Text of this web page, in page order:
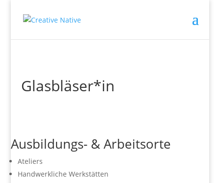
Glasbläser*in
Ausbildungs- & Arbeitsorte
Ateliers
Handwerkliche Werkstätten